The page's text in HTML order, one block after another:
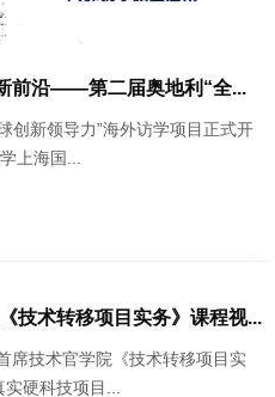
前沿——第二届奥地利“全...
创新领导力”海外访学项目正式开
上海国...
技术转移项目实务》课程视...
席技术官学院《技术转移项目实
硬科技项目...